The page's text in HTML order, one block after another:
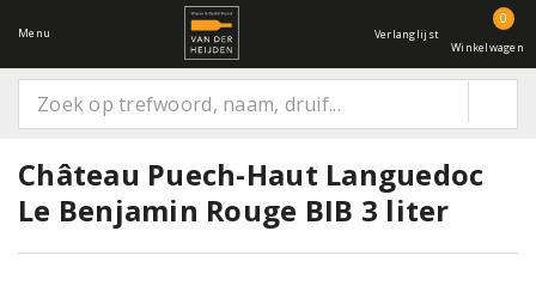
Menu Verlanglijst
0
Winkelwagen
Château Puech-Haut Languedoc
Le Benjamin Rouge BIB 3 liter